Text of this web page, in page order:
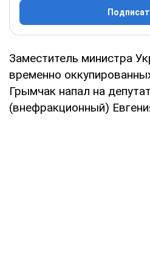
Заместитель министра
временно
Грымчак напал на
(внефракционный)